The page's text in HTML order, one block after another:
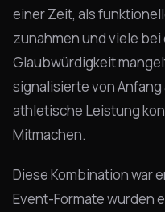
einer Zeit, als
zunahmen und viele
Glaubwürdigkeit
signalisierte von Anfang
athletische Leistung
Mitmachen.
Diese Kombination war
Event-Formate wurden